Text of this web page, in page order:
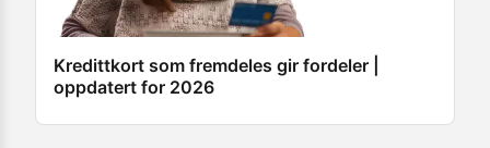
Kredittkort som fremdeles gir fordeler |
oppdatert for 2026